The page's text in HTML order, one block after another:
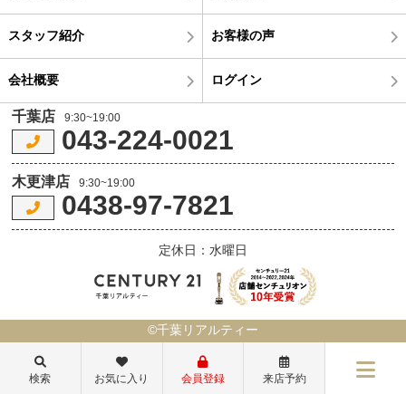
スタッフ紹介 お客様の声
会社概要 ログイン
千葉店 9:30~19:00
043-224-0021
木更津店 9:30~19:00
0438-97-7821
定休日：水曜日
©千葉リアルティー
検索 お気に入り 会員登録 来店予約